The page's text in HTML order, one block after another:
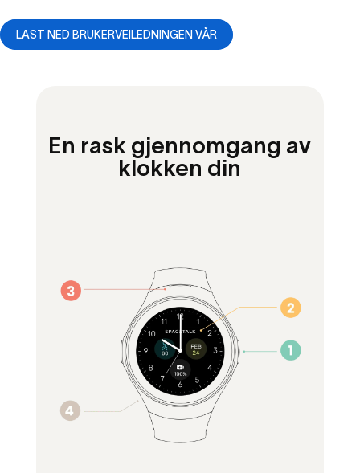
LAST NED BRUKERVEILEDNINGEN VÅR
En rask gjennomgang av
klokken din